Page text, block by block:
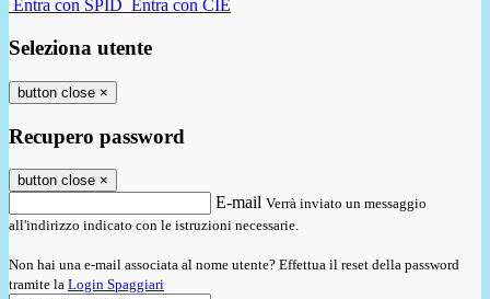
Entra con SPID Entra con CIE
Seleziona utente
button close ×
Recupero password
button close ×
E-mail Verrà inviato un messaggio
all'indirizzo indicato con le istruzioni necessarie.
Non hai una e-mail associata al nome utente? Effettua il reset della password
tramite la Login Spaggiari